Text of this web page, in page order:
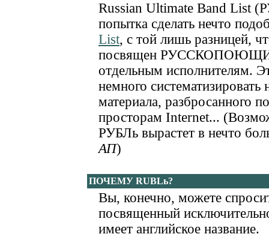
Russian Ultimate Band List
попытка сделать нечто
List, с той лишь разницей,
посвящен
отдельным исполнителям.
немного систематизировать
материала, разбросанного
просторам Internet...
РУБЛь вырастет в нечто
АП)
ПОЧЕМУ RUBLь?
Вы, конечно, можете
посвященный
имеет английское название.